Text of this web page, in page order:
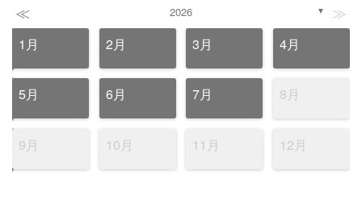
≪ 2026 ▼ ≫
1月 2月 3月 4月
5月 6月 7月 8月
9月 10月 11月 12月